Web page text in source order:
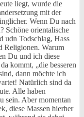
liegt, wurde die
mit der
Wenn Du nach
Schöne orientalische
udn Todschlag, Hass
Religionen. Warum
Du und ich diese
kommt, „die besseren
dann möchte ich
Natürlich sind da
Alle haben
sein. Aber momentan
diese Massen hierher